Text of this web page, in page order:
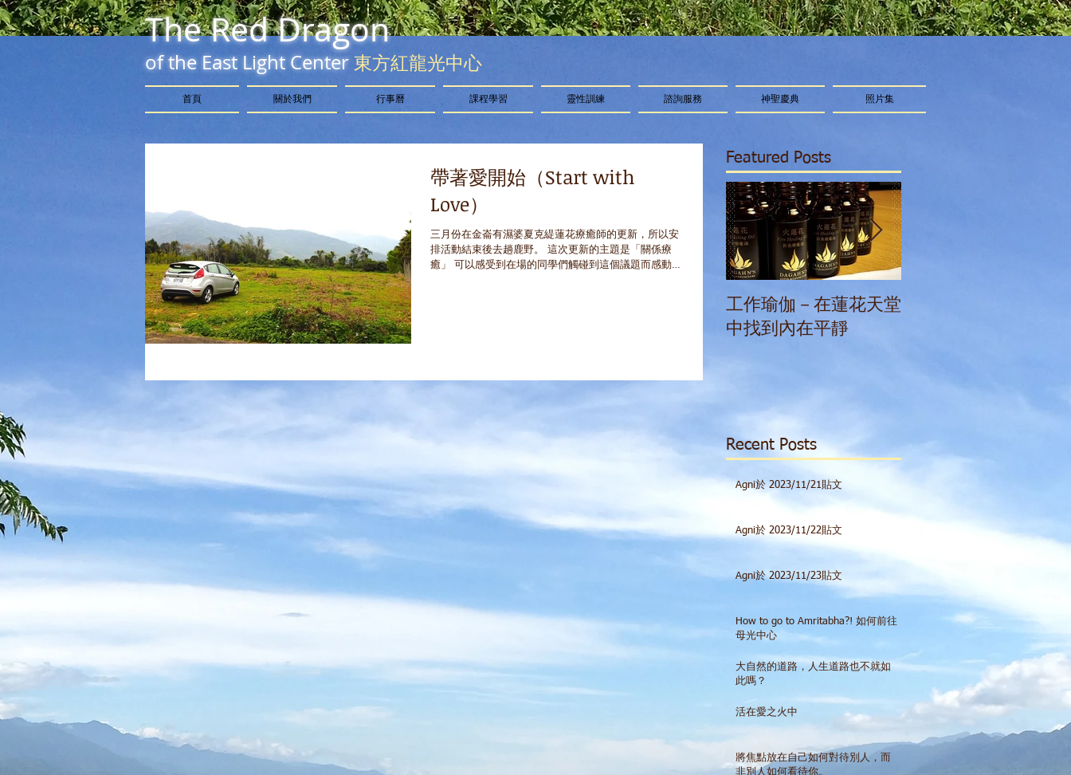
The Red Dragon
of the East Light Center 東方紅龍光中心
首頁 關於我們 行事曆 課程學習 靈性訓練 諮詢服務 神聖慶典 照片集
帶著愛開始（Start with
Love）
三月份在金崙有濕婆夏克緹蓮花療癒師的更新，所以安
排活動結束後去趟鹿野。 這次更新的主題是「關係療
癒」 可以感受到在場的同學們觸碰到這個議題而感動著
Agni於 2023/11/21貼文
Agni於 2023/11/22貼文
Agni於 2023/11/23貼文
How to go to Amritabha?! 如何前往
母光中心
大自然的道路，人生道路也不就如
此嗎？
活在愛之火中
將焦點放在自己如何對待別人，而
非別人如何看待你。
Recent Posts
Featured Posts
工作瑜伽－在蓮花天堂
中找到內在平靜